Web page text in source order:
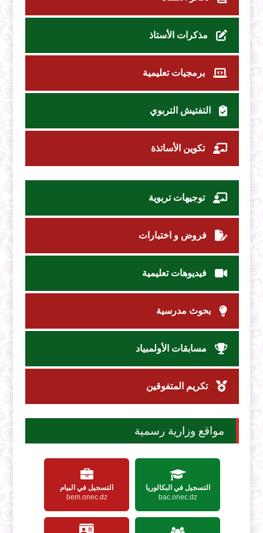
مذكرات الأستاذ
برمجيات تعليمية
التفتيش التربوي
تكوين الأساتذة
توجيهات تربوية
فروض و اختبارات
فيديوهات تعليمية
بحوث مدرسية
مسابقات الأولمبياد
تكريم المتفوقين
مواقع وزارية رسمية
التسجيل في البكالوريا
bac.onec.dz
التسجيل في البيام
bem.onec.dz